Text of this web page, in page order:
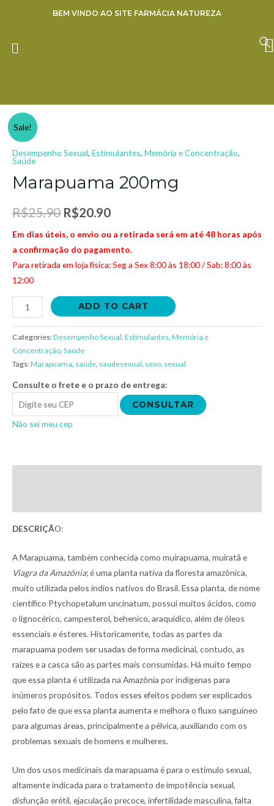
conteúdo
BEM VINDO AO SITE FARMÁCIA NATUREZA
Sale!
19% OFF
Desempenho Sexual, Estimulantes, Memória e Concentração,
Saúde
Marapuama 200mg
R$25.90 R$20.90
Em dias úteis, o envio ou a retirada será em até 48 horas após
a confirmação do pagamento.
Para retirada em loja física: Seg a Sex 8:00 às 18:00 / Sab: 8:00 às
12:00
Marapuama
200mg
quantity
ADD TO CART
Categories:Desempenho Sexual Estimulantes Memória e
Concentração Saúde
Tags:Marapuama saude saudesexual sexo sexual
Consulte o frete e o prazo de entrega:
CONSULTAR
Não sei meu cep
DESCRIÇÃO:
A Marapuama, também conhecida como muirapuama, muiratã e
Viagra da Amazônia; é uma planta nativa da floresta amazônica,
muito utilizada pelos índios nativos do Brasil. Essa planta, de nome
científico Ptychopetalum uncinatum, possui muitos ácidos, como
o lignocérico, campesterol, behenico, araquídico, além de óleos
essenciais e ésteres. Historicamente, todas as partes da
marapuama podem ser usadas de forma medicinal, contudo, as
raízes e a casca são as partes mais consumidas. Há muito tempo
que essa planta é utilizada na Amazônia por indígenas para
inúmeros propósitos. Todos esses efeitos podem ser explicados
pelo fato de que essa planta aumenta e melhora o fluxo sanguíneo
para algumas áreas, principalmente a pélvica, auxiliando com os
problemas sexuais de homens e mulheres.
Um dos usos medicinais da marapuama é para o estímulo sexual,
altamente indicada para o tratamento de impotência sexual,
disfunção erétil, ejaculação precoce, infertilidade masculina, falta